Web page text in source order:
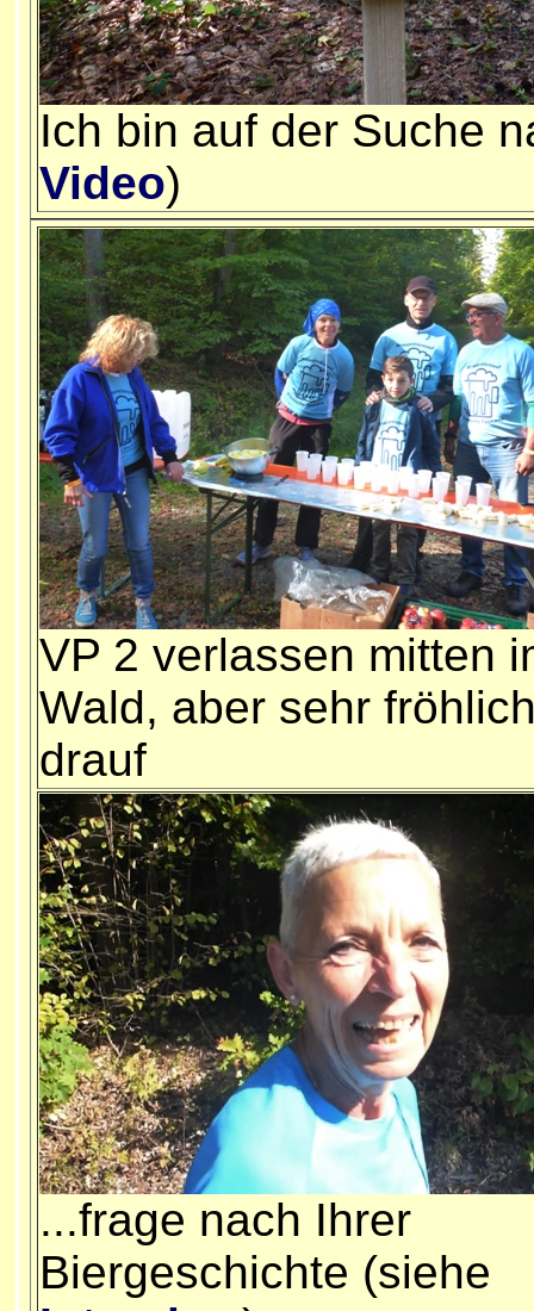
Ich bin auf der Suche
Video)
VP 2 verlassen mitten
Wald, aber sehr
drauf
...frage nach Ihrer
Biergeschichte (siehe